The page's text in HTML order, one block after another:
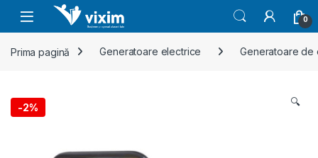
Skip to navigation
Skip to content
0
Prima pagină Generatoare electrice Generatoare de
-2% 🔍